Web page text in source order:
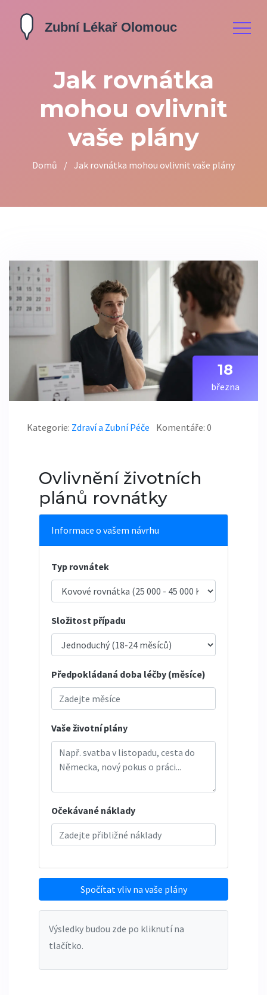
Jak rovnátka
mohou ovlivnit
vaše plány
Domů / Jak rovnátka mohou ovlivnit vaše plány
18
března
Kategorie: Zdraví a Zubní Péče Komentáře: 0
Ovlivnění životních
plánů rovnátky
Informace o vašem návrhu
Typ rovnátek
Složitost případu
Předpokládaná doba léčby (měsíce)
Vaše životní plány
Očekávané náklady
Spočítat vliv na vaše plány
Výsledky budou zde po kliknutí na
tlačítko.